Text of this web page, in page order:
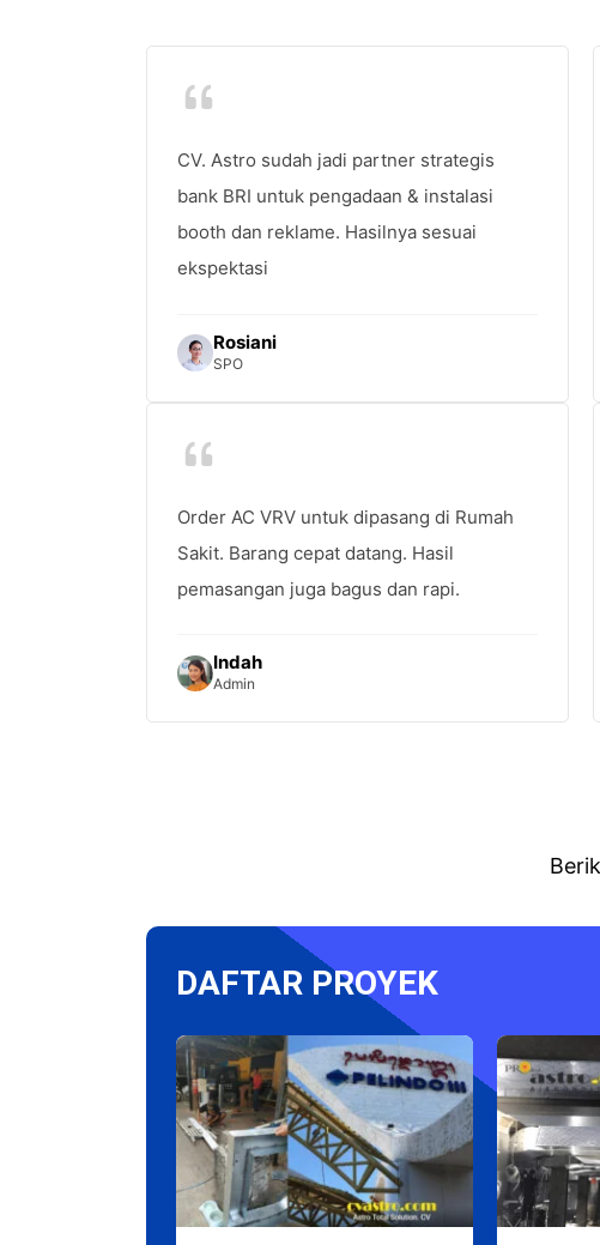
CV. Astro sudah jadi partner strategis
bank BRI untuk pengadaan & instalasi
booth dan reklame. Hasilnya sesuai
ekspektasi
Rosiani
SPO
Order AC VRV untuk dipasang di Rumah
Sakit. Barang cepat datang. Hasil
pemasangan juga bagus dan rapi.
Indah
Admin
DAFTAR PROYEK